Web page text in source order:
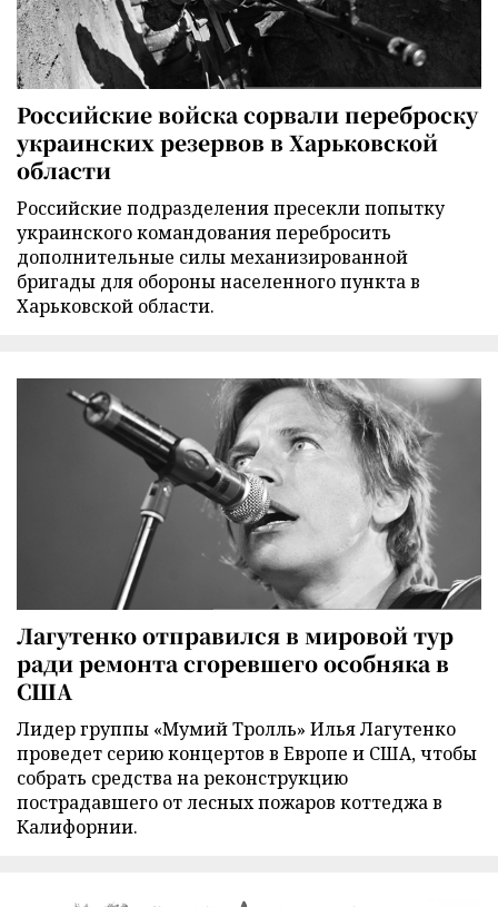
Российские войска сорвали переброску
украинских резервов в Харьковской
области
Российские подразделения пресекли попытку
украинского командования перебросить
дополнительные силы механизированной
бригады для обороны населенного пункта в
Харьковской области.
Лагутенко отправился в мировой тур
ради ремонта сгоревшего особняка в
США
Лидер группы «Мумий Тролль» Илья Лагутенко
проведет серию концертов в Европе и США, чтобы
собрать средства на реконструкцию
пострадавшего от лесных пожаров коттеджа в
Калифорнии.